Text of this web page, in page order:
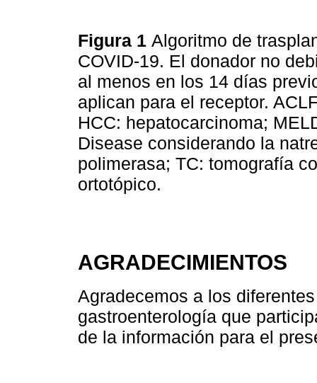
Figura 1 Algoritmo de
COVID-19. El donador no
al menos en los 14 días
aplican para el receptor.
HCC: hepatocarcinoma;
Disease considerando la
polimerasa; TC: tomografía
ortotópico.
AGRADECIMIENTOS
Agradecemos a los
gastroenterología que
de la información para el